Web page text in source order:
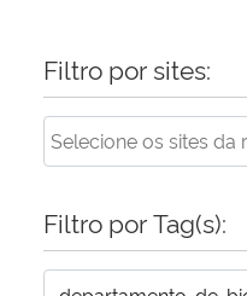
Secretaria-Geral
Secretaria de Governo
Filtro por sites:
Filtro por Tag(s):